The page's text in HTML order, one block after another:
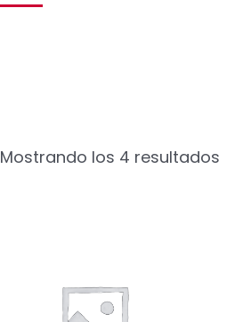
Mostrando los 4 resultados